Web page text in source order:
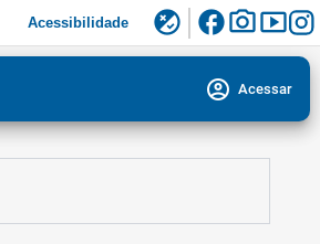
Acessibilidade flaky facebookphoto_camerasmart_display
account_circle Acessar